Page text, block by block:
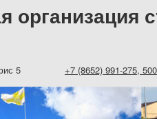
организация
5 +7 (8652) 991-275,